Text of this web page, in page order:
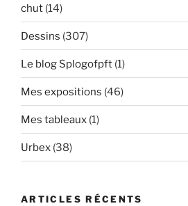
chut (14)
Dessins (307)
Le blog Splogofpft (1)
Mes expositions (46)
Mes tableaux (1)
Urbex (38)
ARTICLES RÉCENTS